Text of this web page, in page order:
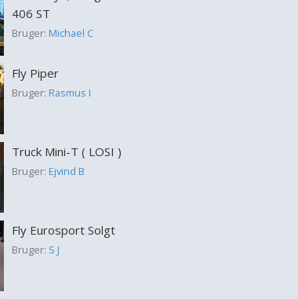
406 ST
Bruger: Michael C
Fly Piper
Bruger: Rasmus I
Truck Mini-T ( LOSI )
Bruger: Ejvind B
Fly Eurosport Solgt
Bruger: S J